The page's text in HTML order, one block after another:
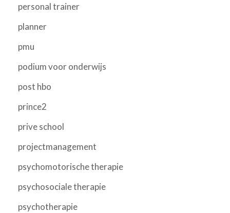
personal trainer
planner
pmu
podium voor onderwijs
post hbo
prince2
prive school
projectmanagement
psychomotorische therapie
psychosociale therapie
psychotherapie